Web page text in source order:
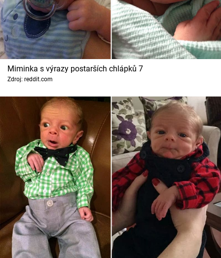
Miminka s výrazy postarších chlápků 7
Zdroj: reddit.com